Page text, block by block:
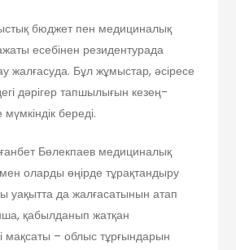
бюджет пен медициналық
есебінен резидентурада
жалғасуда. Бұл жұмыстар, әсіресе
дәрігер тапшылығын кезең-
береді.
Бөлекпаев медициналық
оларды өңірде тұрақтандыру
уақытта да жалғасатынын атап
қабылданып жатқан
мақсаты – облыс тұрғындарын